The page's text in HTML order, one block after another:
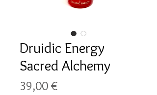
Druidic Energy
Sacred Alchemy
39,00 €Prix